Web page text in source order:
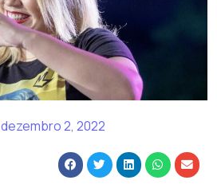
dezembro 2, 2022